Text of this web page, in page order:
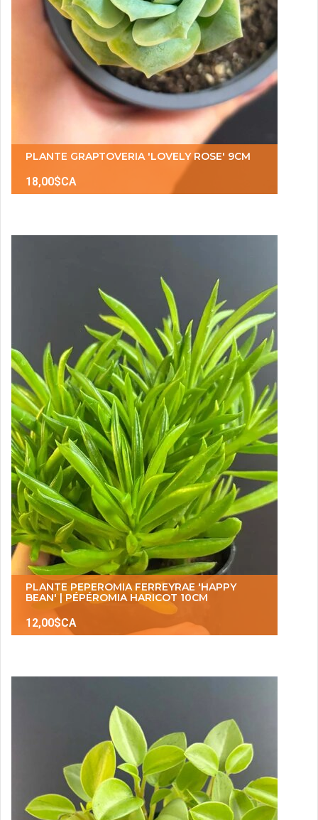
PLANTE GRAPTOVERIA 'LOVELY ROSE' 9CM
18,00$CA
PLANTE PEPEROMIA FERREYRAE 'HAPPY
BEAN' | PÉPÉROMIA HARICOT 10CM
12,00$CA